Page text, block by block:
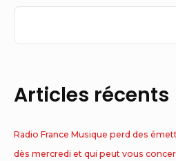
Widget
Area
Articles récents
Radio France Musique perd des
dès mercredi et qui peut vous